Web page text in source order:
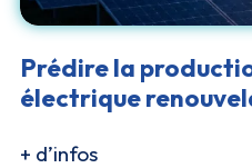
Prédire la
électrique
+ d’infos